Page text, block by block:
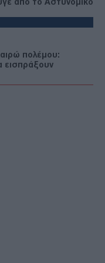
πολέμου:
εισπράξουν